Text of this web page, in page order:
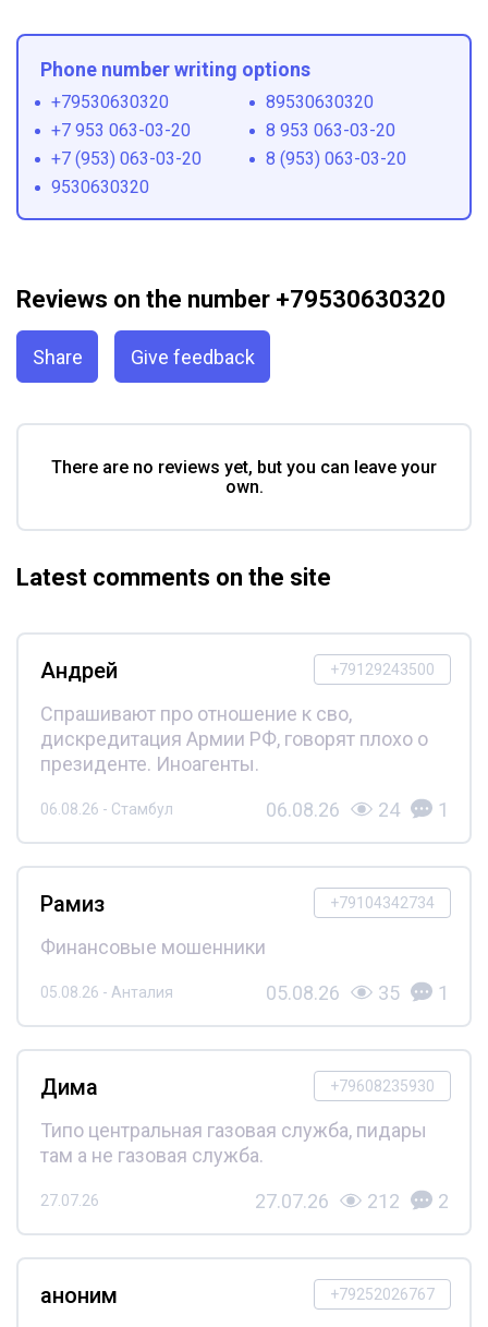
Phone number writing options
+79530630320
89530630320
+7 953 063-03-20
8 953 063-03-20
+7 (953) 063-03-20
8 (953) 063-03-20
9530630320
Reviews on the number +79530630320
Share Give feedback
There are no reviews yet, but you can leave your
own.
Latest comments on the site
+79129243500
Андрей
Спрашивают про отношение к сво,
дискредитация Армии РФ, говорят плохо о
президенте. Иноагенты.
06.08.26 - Стамбул 06.08.26 24 1
+79104342734
Рамиз
Финансовые мошенники
05.08.26 - Анталия 05.08.26 35 1
+79608235930
Дима
Типо центральная газовая служба, пидары
там а не газовая служба.
27.07.26 27.07.26 212 2
+79252026767
аноним